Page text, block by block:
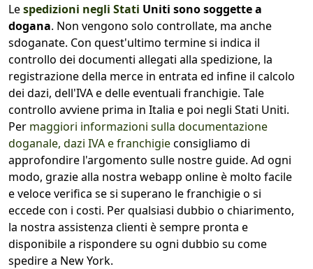
Lespedizioni negli Stati Uniti sono soggette a
dogana. Non vengono solo controllate, ma anche
sdoganate. Con quest'ultimo termine si indica il
controllo dei documenti allegati alla spedizione, la
registrazione della merce in entrata ed infine il calcolo
dei dazi, dell'IVA e delle eventuali franchigie. Tale
controllo avviene prima in Italia e poi negli Stati Uniti.
Per maggiori informazioni sulla documentazione
doganale, dazi IVA e franchigieconsigliamo di
approfondire l'argomento sulle nostre guide. Ad ogni
modo, grazie alla nostra webapp online è molto facile
e veloce verifica se si superano le franchigie o si
eccede con i costi. Per qualsiasi dubbio o chiarimento,
la nostra assistenza clienti è sempre pronta e
disponibile a rispondere su ogni dubbio su come
spedire a New York.